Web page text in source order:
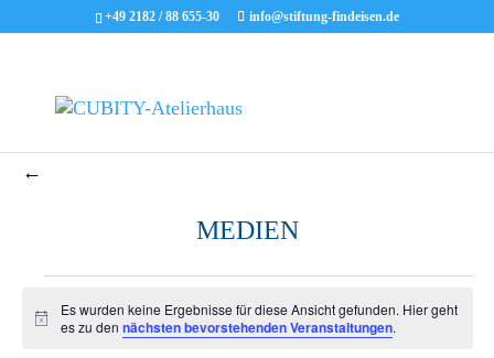
+49 2182 / 88 655-30 info@stiftung-findeisen.de
←
MEDIEN
VERANSTALTUNGEN
Hinweis
Es wurden keine Ergebnisse für diese Ansicht gefunden. Hier geht
es zu dennächsten bevorstehenden Veranstaltungen.